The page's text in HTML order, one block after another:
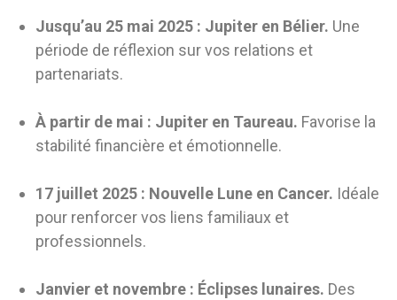
Jusqu’au 25 mai 2025 : Jupiter en Bélier. Une
période de réflexion sur vos relations et
partenariats.
À partir de mai : Jupiter en Taureau. Favorise la
stabilité financière et émotionnelle.
17 juillet 2025 : Nouvelle Lune en Cancer. Idéale
pour renforcer vos liens familiaux et
professionnels.
Janvier et novembre : Éclipses lunaires. Des